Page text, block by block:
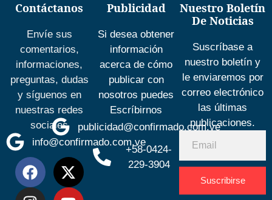
Contáctanos
Envíe sus
comentarios,
informaciones,
preguntas, dudas
y síguenos en
nuestras redes
sociales
info@confirmado.com.ve
Publicidad
Si desea obtener
información
acerca de cómo
publicar con
nosotros puedes
Escríbirnos
publicidad@confirmado.com.ve
+58-0424-
229-3904
Nuestro Boletín
De Noticias
Suscríbase a
nuestro boletín y
le enviaremos por
correo electrónico
las últimas
publicaciones.
Suscribirse